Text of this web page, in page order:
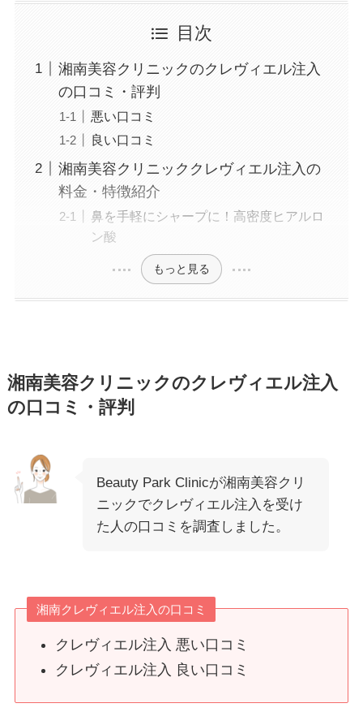
目次
湘南美容クリニックのクレヴィエル注入
の口コミ・評判
悪い口コミ
良い口コミ
湘南美容クリニッククレヴィエル注入の
料金・特徴紹介
鼻を手軽にシャープに！高密度ヒアルロ
ン酸
もっと見る
湘南美容クリニックのクレヴィエル注入
の口コミ・評判
Beauty Park Clinicが湘南美容クリ
ニックでクレヴィエル注入を受け
た人の口コミを調査しました。
湘南クレヴィエル注入の口コミ
クレヴィエル注入 悪い口コミ
クレヴィエル注入 良い口コミ